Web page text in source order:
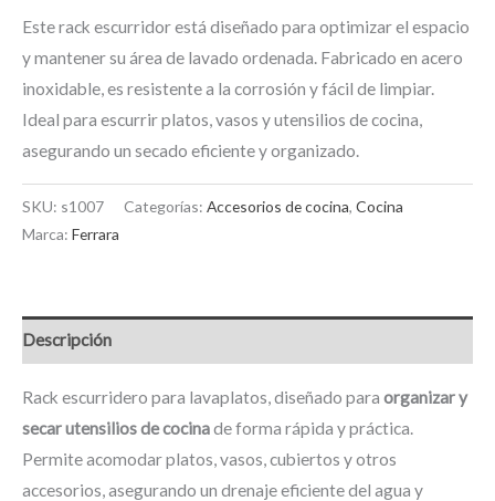
Este rack escurridor está diseñado para optimizar el espacio
y mantener su área de lavado ordenada. Fabricado en acero
inoxidable, es resistente a la corrosión y fácil de limpiar.
Ideal para escurrir platos, vasos y utensilios de cocina,
asegurando un secado eficiente y organizado.
SKU: s1007 Categorías: Accesorios de cocina, Cocina
Marca: Ferrara
Descripción
Rack escurridero para lavaplatos, diseñado para organizar y
secar utensilios de cocinade forma rápida y práctica.
Permite acomodar platos, vasos, cubiertos y otros
accesorios, asegurando un drenaje eficiente del agua y